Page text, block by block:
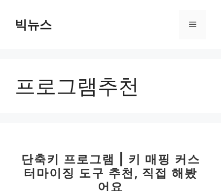
빅뉴스 메
프로그램추천
단축키 프로그램 | 키 매핑 커스
터마이징 도구 추천, 직접 해봤
어요